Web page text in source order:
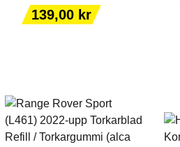
Pris
139,00 kr
LÄGG TILL I
VARUKORGEN